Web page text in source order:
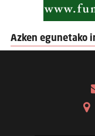
Azken egunetako